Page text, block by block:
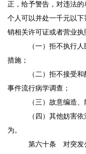
正，给予警告，对违法
个人可以并处一千元以
销相关许可证或者营业执
（一）拒不执行
措施；
（二）拒不接受
事件流行病学调查；
（三）故意编造
（四）其他妨害
为。
第六十条 对突发